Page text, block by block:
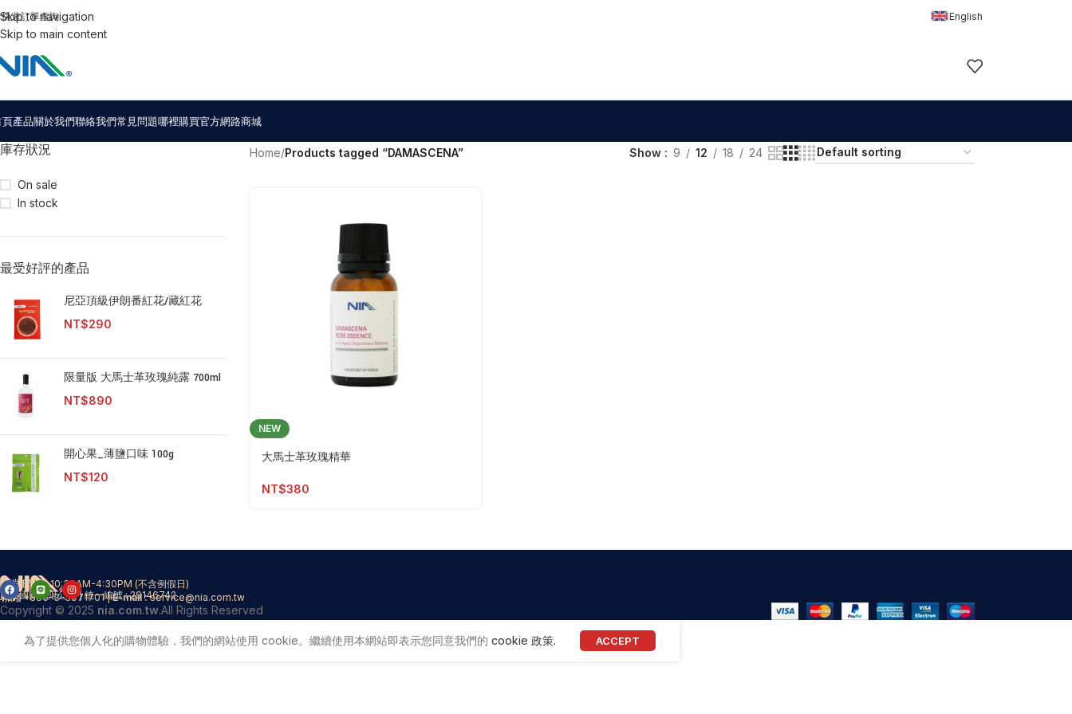
Skip to navigation
Skip to main content
快速訂單查詢 English
頁產品關於我們聯絡我們常見問題哪裡購買官方網路商城
庫存狀況
On sale
In stock
最受好評的產品
尼亞頂級伊朗番紅花/藏紅花
NT$290
限量版 大馬士革玫瑰純露 700ml
NT$890
開心果_薄鹽口味 100g
NT$120
Home/Products tagged “DAMASCENA” Show 9 12 18 24
NEW
大馬士革玫瑰精華
NT$380
聯絡​
尼亞國際有限公司 | 統一編號 : 29146742
Tel :+886-3-3971701 |E-mail :service@nia.com.tw
營業時間​
週一到週五 10:30AM-4:30PM (不含例假日)
Copyright © 2025 nia.com.tw.All Rights Reserved
為了提供您個人化的購物體驗，我們的網站使用 cookie。繼續使用本網站即表示您同意我們的 cookie 政策. ACCEPT